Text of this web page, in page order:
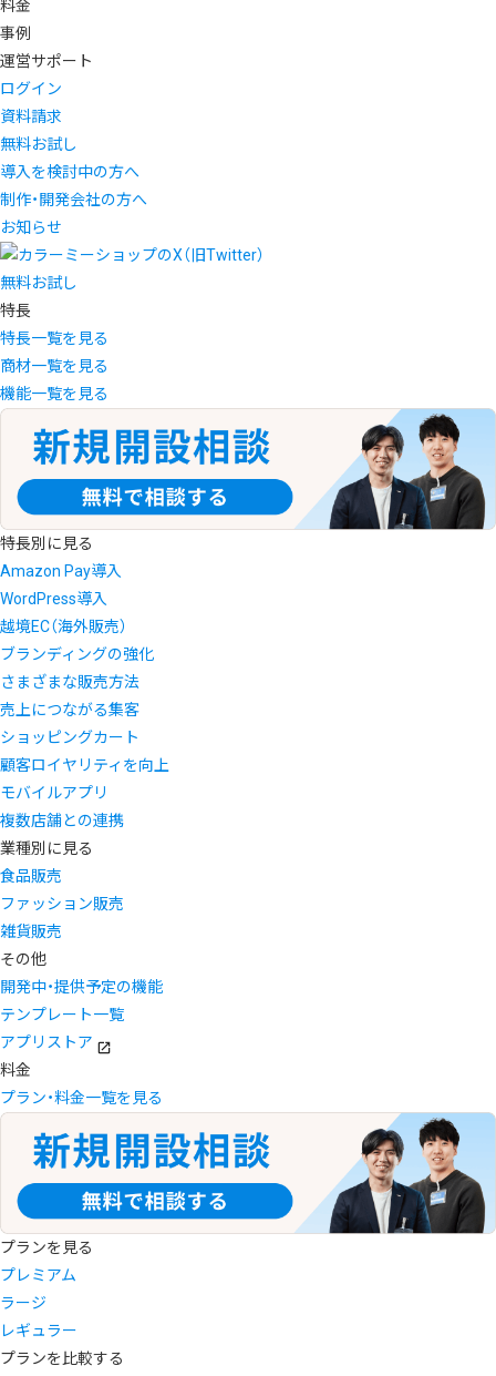
料金
事例
運営サポート
ログイン
資料請求
無料お試し
導入を検討中の方へ
制作・開発会社の方へ
お知らせ
無料お試し
特長
特長一覧を見る
商材一覧を見る
機能一覧を見る
特長別に見る
Amazon Pay導入
WordPress導入
越境EC（海外販売）
ブランディングの強化
さまざまな販売方法
売上につながる集客
ショッピングカート
顧客ロイヤリティを向上
モバイルアプリ
複数店舗との連携
業種別に見る
食品販売
ファッション販売
雑貨販売
その他
開発中・提供予定の機能
テンプレート一覧
アプリストア
料金
プラン・料金一覧を見る
プランを見る
プレミアム
ラージ
レギュラー
プランを比較する